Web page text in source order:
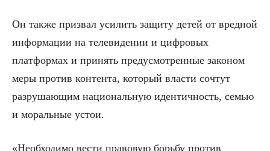
Он также призвал усилить защиту детей от вредной
информации на телевидении и цифровых
платформах и принять предусмотренные законом
меры против контента, который власти сочтут
разрушающим национальную идентичность, семью
и моральные устои.
«Необходимо вести правовую борьбу против